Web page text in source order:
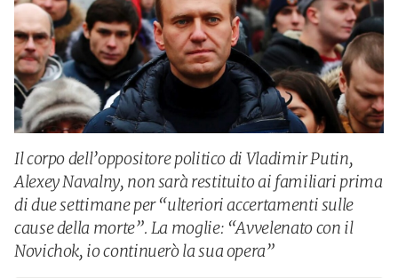
Il corpo dell’oppositore politico di Vladimir Putin,
Alexey Navalny, non sarà restituito ai familiari prima
di due settimane per “ulteriori accertamenti sulle
cause della morte”. La moglie: “Avvelenato con il
Novichok, io continuerò la sua opera”